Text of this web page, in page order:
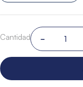
Cantidad －